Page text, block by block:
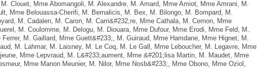
Clouet, Mme Abomangoli, M. Alexandre, M. Amard, Mme Amiot, Mme Amrani, M.
Mme Belouassa-Cherifi, M. Bernalicis, M. Bex, M. Bilongo, M. Bompard, M.
M. Cadalen, M. Caron, M. Carri&#232;re, Mme Cathala, M. Cernon, Mme
M. Coulomme, M. Delogu, M. Diouara, Mme Dufour, Mme Erodi, Mme Feld, M.
Ferrer, M. Gaillard, Mme Guett&#233;, M. Guiraud, Mme Hamdane, Mme Hignet, M.
M. Lahmar, M. Laisney, M. Le Coq, M. Le Gall, Mme Leboucher, M. Legavre, Mme
Mme Lepvraud, M. L&#233;aument, Mme &#201;lisa Martin, M. Maudet, Mme
Mme Manon Meunier, M. Nilor, Mme Nosb&#233;, Mme Obono, Mme Oziol,